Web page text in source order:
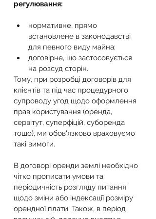
регулювання:
нормативне, прямо
встановлене в законодавстві
для певного виду майна;
договірне, що застосовується
на розсуд сторін.
Тому, при розробці договорів для
клієнтів та під час процедурного
супроводу угод щодо оформлення
прав користування (оренда,
сервітут, суперфіцій, суборенда
тощо), ми обов'язково враховуємо
такі вимоги.
В договорі оренди землі необхідно
чітко прописати умови та
періодичність розгляду питання
щодо зміни або індексації розміру
орендної плати. Також, в період